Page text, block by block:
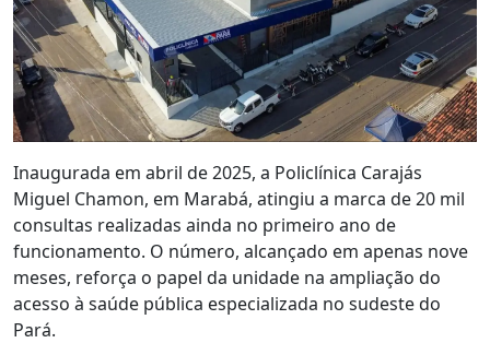
Inaugurada em abril de 2025, a Policlínica Carajás
Miguel Chamon, em Marabá, atingiu a marca de 20 mil
consultas realizadas ainda no primeiro ano de
funcionamento. O número, alcançado em apenas nove
meses, reforça o papel da unidade na ampliação do
acesso à saúde pública especializada no sudeste do
Pará.